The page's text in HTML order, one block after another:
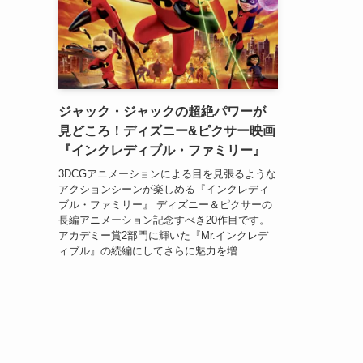
ジャック・ジャックの超絶パワーが
見どころ！ディズニー&ピクサー映画
『インクレディブル・ファミリー』
3DCGアニメーションによる目を見張るような
アクションシーンが楽しめる『インクレディ
ブル・ファミリー』 ディズニー＆ピクサーの
長編アニメーション記念すべき20作目です。
アカデミー賞2部門に輝いた『Mr.インクレデ
ィブル』の続編にしてさらに魅力を増...